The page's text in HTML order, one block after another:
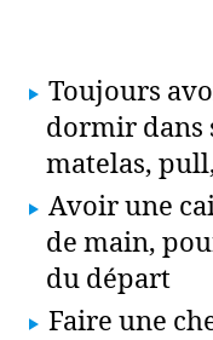
Toujours
dormir dans
matelas,
Avoir une
de main,
du départ
Faire une